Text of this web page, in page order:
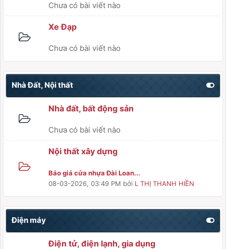
Chưa có bài viết nào
Xe Đạp
Chưa có bài viết nào
Nhà Đất, Nội thất
Nhà đất, bất động sản
Chưa có bài viết nào
Nội thất xây dựng
Báo giá cửa nhựa Đài Loan...
08-03-2026, 03:49 PM bởi L THỊ THANH HIỀN
Điện máy
Điện tử, điện lạnh, gia dụng